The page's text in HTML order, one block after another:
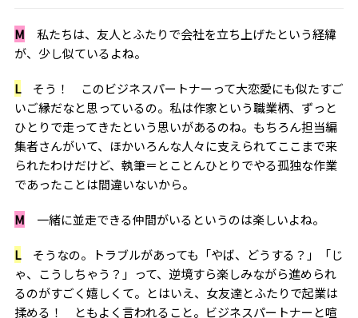
M 私たちは、友人とふたりで会社を立ち上げたという経緯
が、少し似ているよね。
Lそう！ このビジネスパートナーって大恋愛にも似たすご
いご縁だなと思っているの。私は作家という職業柄、ずっと
ひとりで走ってきたという思いがあるのね。もちろん担当編
集者さんがいて、ほかいろんな人々に支えられてここまで来
られたわけだけど、執筆＝とことんひとりでやる孤独な作業
であったことは間違いないから。
M 一緒に並走できる仲間がいるというのは楽しいよね。
Lそうなの。トラブルがあっても「やば、どうする？」「じ
ゃ、こうしちゃう？」って、逆境すら楽しみながら進められ
るのがすごく嬉しくて。とはいえ、女友達とふたりで起業は
揉める！ ともよく言われること。ビジネスパートナーと喧